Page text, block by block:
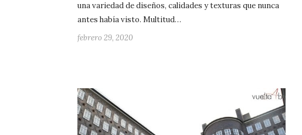
una variedad de diseños, calidades y texturas que nunca
antes había visto. Multitud…
febrero 29, 2020